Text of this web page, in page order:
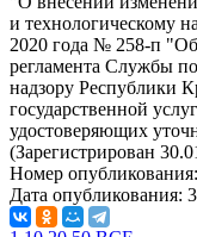
и технологическому
2020 года № 258-п
регламента Службы
надзору Республики
государственной
удостоверяющих
(Зарегистрирован
Номер опубликования:
Дата опубликования: